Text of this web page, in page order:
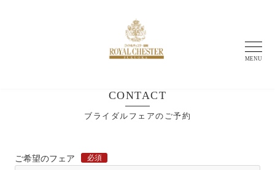
MENU
CONTACT
ブライダルフェアのご予約
ご希望のフェア 必須